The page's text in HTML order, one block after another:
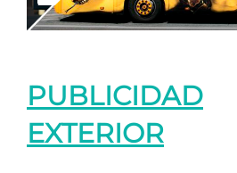
PUBLICIDAD
EXTERIOR